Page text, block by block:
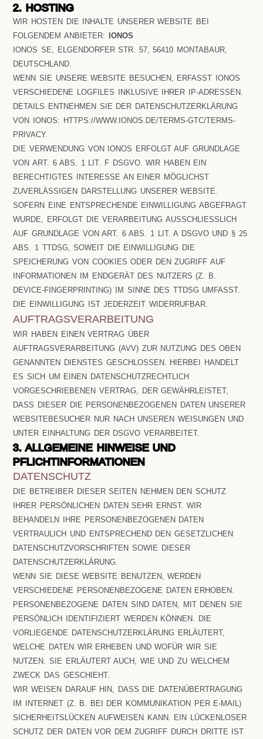
2. HOSTING
WIR HOSTEN DIE INHALTE UNSERER WEBSITE BEI
FOLGENDEM ANBIETER:
IONOS
IONOS SE, ELGENDORFER STR. 57, 56410 MONTABAUR,
DEUTSCHLAND.
WENN SIE UNSERE WEBSITE BESUCHEN, ERFASST IONOS
VERSCHIEDENE LOGFILES INKLUSIVE IHRER IP-ADRESSEN.
DETAILS ENTNEHMEN SIE DER DATENSCHUTZERKLÄRUNG
VON IONOS: HTTPS://WWW.IONOS.DE/TERMS-GTC/TERMS-
PRIVACY.
DIE VERWENDUNG VON IONOS ERFOLGT AUF GRUNDLAGE
VON ART. 6 ABS. 1 LIT. F DSGVO. WIR HABEN EIN
BERECHTIGTES INTERESSE AN EINER MÖGLICHST
ZUVERLÄSSIGEN DARSTELLUNG UNSERER WEBSITE.
SOFERN EINE ENTSPRECHENDE EINWILLIGUNG ABGEFRAGT
WURDE, ERFOLGT DIE VERARBEITUNG AUSSCHLIESSLICH A
UF GRUNDLAGE VON ART. 6 ABS. 1 LIT. A DSGVO UND § 25 A
BS. 1 TTDSG, SOWEIT DIE EINWILLIGUNG DIE S
PEICHERUNG VON COOKIES ODER DEN ZUGRIFF AUF I
NFORMATIONEN IM ENDGERÄT DES NUTZERS (Z. B. D
EVICE-FINGERPRINTING) IM SINNE DES TTDSG UMFASST. D
IE EINWILLIGUNG IST JEDERZEIT WIDERRUFBAR.
AUFTRAGSVERARBEITUNG
WIR HABEN EINEN VERTRAG ÜBER
AUFTRAGSVERARBEITUNG (AVV) ZUR NUTZUNG DES OBEN
GENANNTEN DIENSTES GESCHLOSSEN. HIERBEI HANDELT
ES SICH UM EINEN DATENSCHUTZRECHTLICH
VORGESCHRIEBENEN VERTRAG, DER GEWÄHRLEISTET,
DASS DIESER DIE PERSONENBEZOGENEN DATEN UNSERER
WEBSITEBESUCHER NUR NACH UNSEREN WEISUNGEN UND
UNTER EINHALTUNG DER DSGVO VERARBEITET.
3. ALLGEMEINE HINWEISE UND
PFLICHTINFORMATIONEN
DATENSCHUTZ
DIE BETREIBER DIESER SEITEN NEHMEN DEN SCHUTZ
IHRER PERSÖNLICHEN DATEN SEHR ERNST. WIR
BEHANDELN IHRE PERSONENBEZOGENEN DATEN
VERTRAULICH UND ENTSPRECHEND DEN GESETZLICHEN
DATENSCHUTZVORSCHRIFTEN SOWIE DIESER
DATENSCHUTZERKLÄRUNG.
WENN SIE DIESE WEBSITE BENUTZEN, WERDEN
VERSCHIEDENE PERSONENBEZOGENE DATEN ERHOBEN.
PERSONENBEZOGENE DATEN SIND DATEN, MIT DENEN SIE
PERSÖNLICH IDENTIFIZIERT WERDEN KÖNNEN. DIE
VORLIEGENDE DATENSCHUTZERKLÄRUNG ERLÄUTERT,
WELCHE DATEN WIR ERHEBEN UND WOFÜR WIR SIE
NUTZEN. SIE ERLÄUTERT AUCH, WIE UND ZU WELCHEM
ZWECK DAS GESCHIEHT.
WIR WEISEN DARAUF HIN, DASS DIE DATENÜBERTRAGUNG
IM INTERNET (Z. B. BEI DER KOMMUNIKATION PER E-MAIL)
SICHERHEITSLÜCKEN AUFWEISEN KANN. EIN LÜCKENLOSER
SCHUTZ DER DATEN VOR DEM ZUGRIFF DURCH DRITTE IST